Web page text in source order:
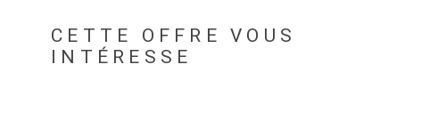
CETTE OFFRE VOUS
INTÉRESSE